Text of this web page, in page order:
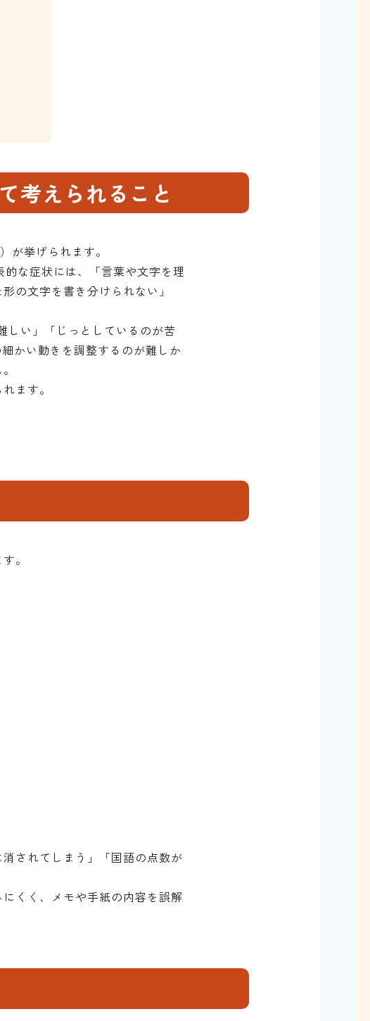
考えられること
が挙げられます。
な症状には、「言葉や文字を理
の文字を書き分けられない」
しい」「じっとしているのが苦
かい動きを調整するのが難しか
ます。
。
されてしまう」「国語の点数が
くく、メモや手紙の内容を誤解